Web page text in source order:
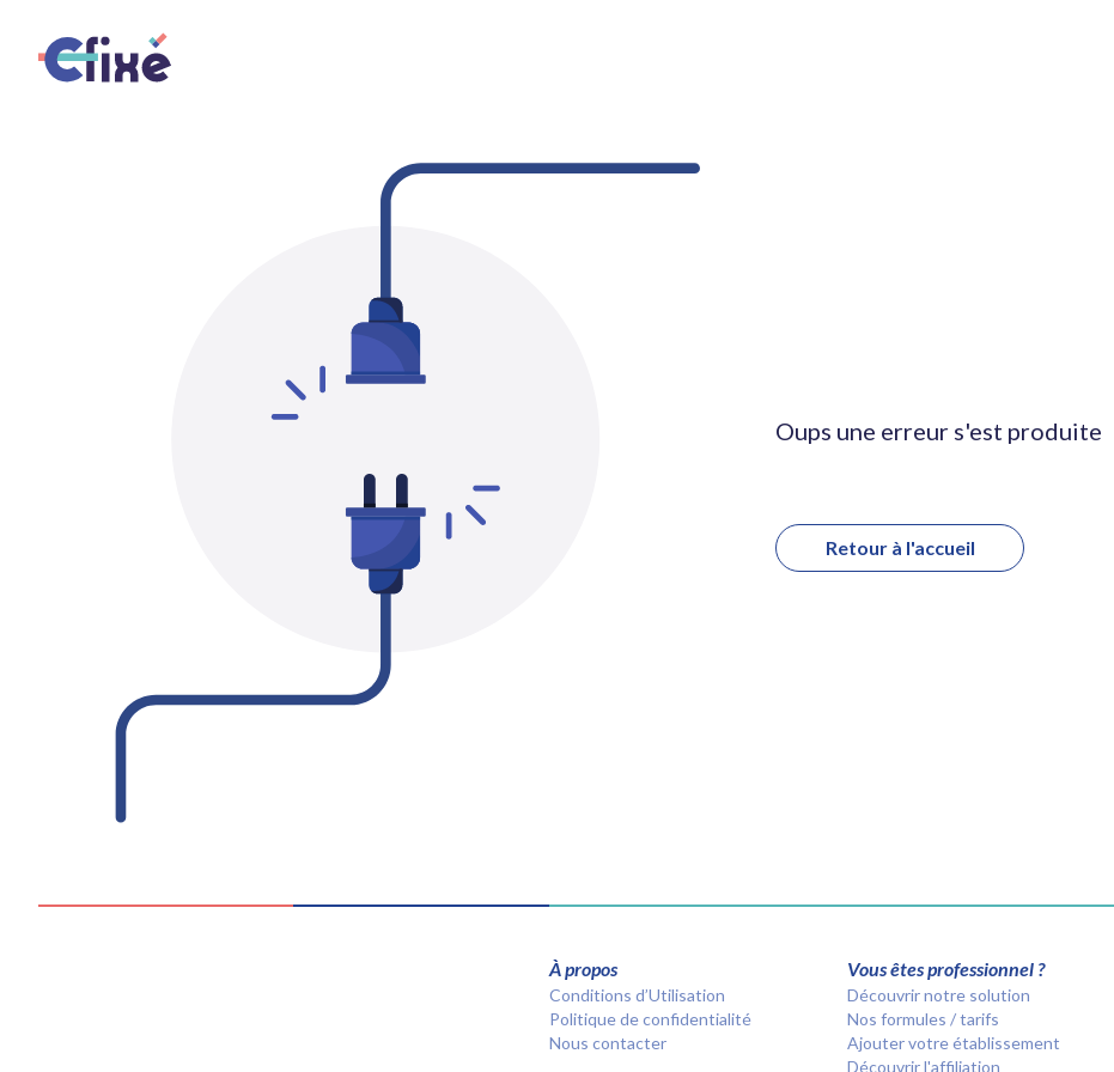
Oups une erreur s'est produite
Retour à l'accueil
À propos
Conditions d’Utilisation
Politique de confidentialité
Nous contacter
Vous êtes professionnel ?
Découvrir notre solution
Nos formules / tarifs
Ajouter votre établissement
Découvrir l'affiliation